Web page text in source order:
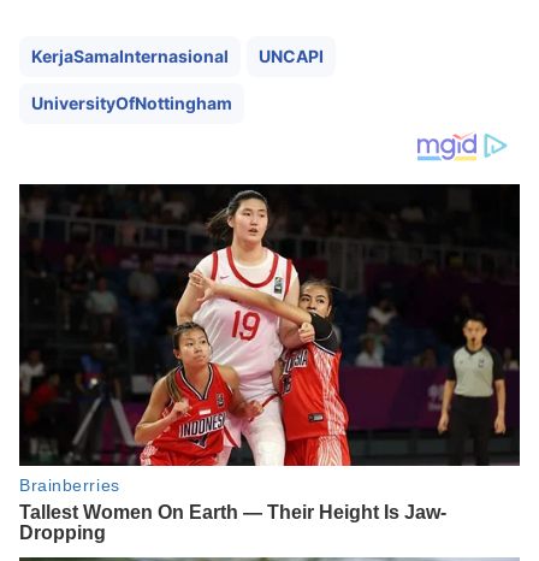
KerjaSamaInternasional UNCAPI
UniversityOfNottingham